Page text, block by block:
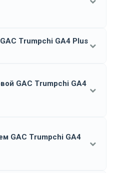
Trumpchi GA4 Plus
GAC Trumpchi GA4
GAC Trumpchi GA4